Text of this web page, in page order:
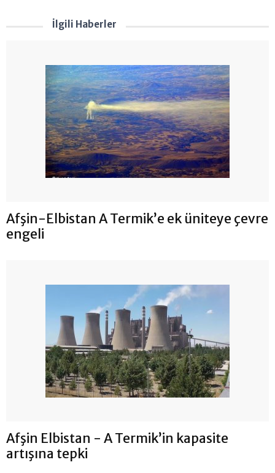
İlgili Haberler
Afşin-Elbistan A Termik’e ek üniteye çevre
engeli
Afşin Elbistan - A Termik’in kapasite
artışına tepki